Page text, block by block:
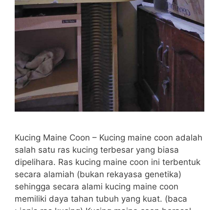
Kucing Maine Coon – Kucing maine coon adalah
salah satu ras kucing terbesar yang biasa
dipelihara. Ras kucing maine coon ini terbentuk
secara alamiah (bukan rekayasa genetika)
sehingga secara alami kucing maine coon
memiliki daya tahan tubuh yang kuat. (baca